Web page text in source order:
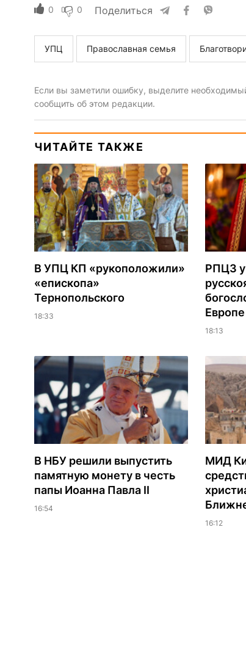
0 0 Поделиться
УПЦ Православная семья
Если вы заметили ошибку, выделите
сообщить об этом редакции.
ЧИТАЙТЕ ТАКЖЕ
В УПЦ КП «рукоположили»
«епископа»
Тернопольского
18:33
РПЦЗ
Европе
18:13
В НБУ решили выпустить
памятную монету в честь
папы Иоанна Павла II
16:54
МИД
16:12